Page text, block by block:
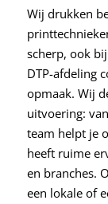
Wij drukken
scherp, ook
DTP-afdeling
opmaak. Wij
uitvoering:
team helpt je
heeft ruime
en branches.
een lokale of